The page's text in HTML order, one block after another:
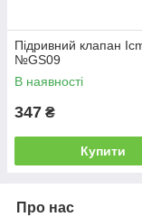
Підривний клапан
№GS09
В наявності
347 ₴
Купити
Про нас